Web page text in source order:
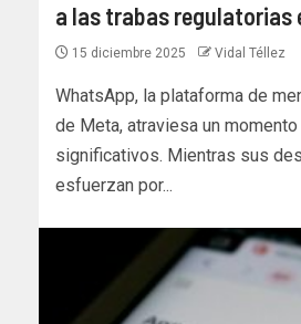
a las trabas regulatorias
15 diciembre 2025 Vidal Téllez
WhatsApp, la plataforma de
de Meta, atraviesa un
significativos. Mientras sus
esfuerzan por...